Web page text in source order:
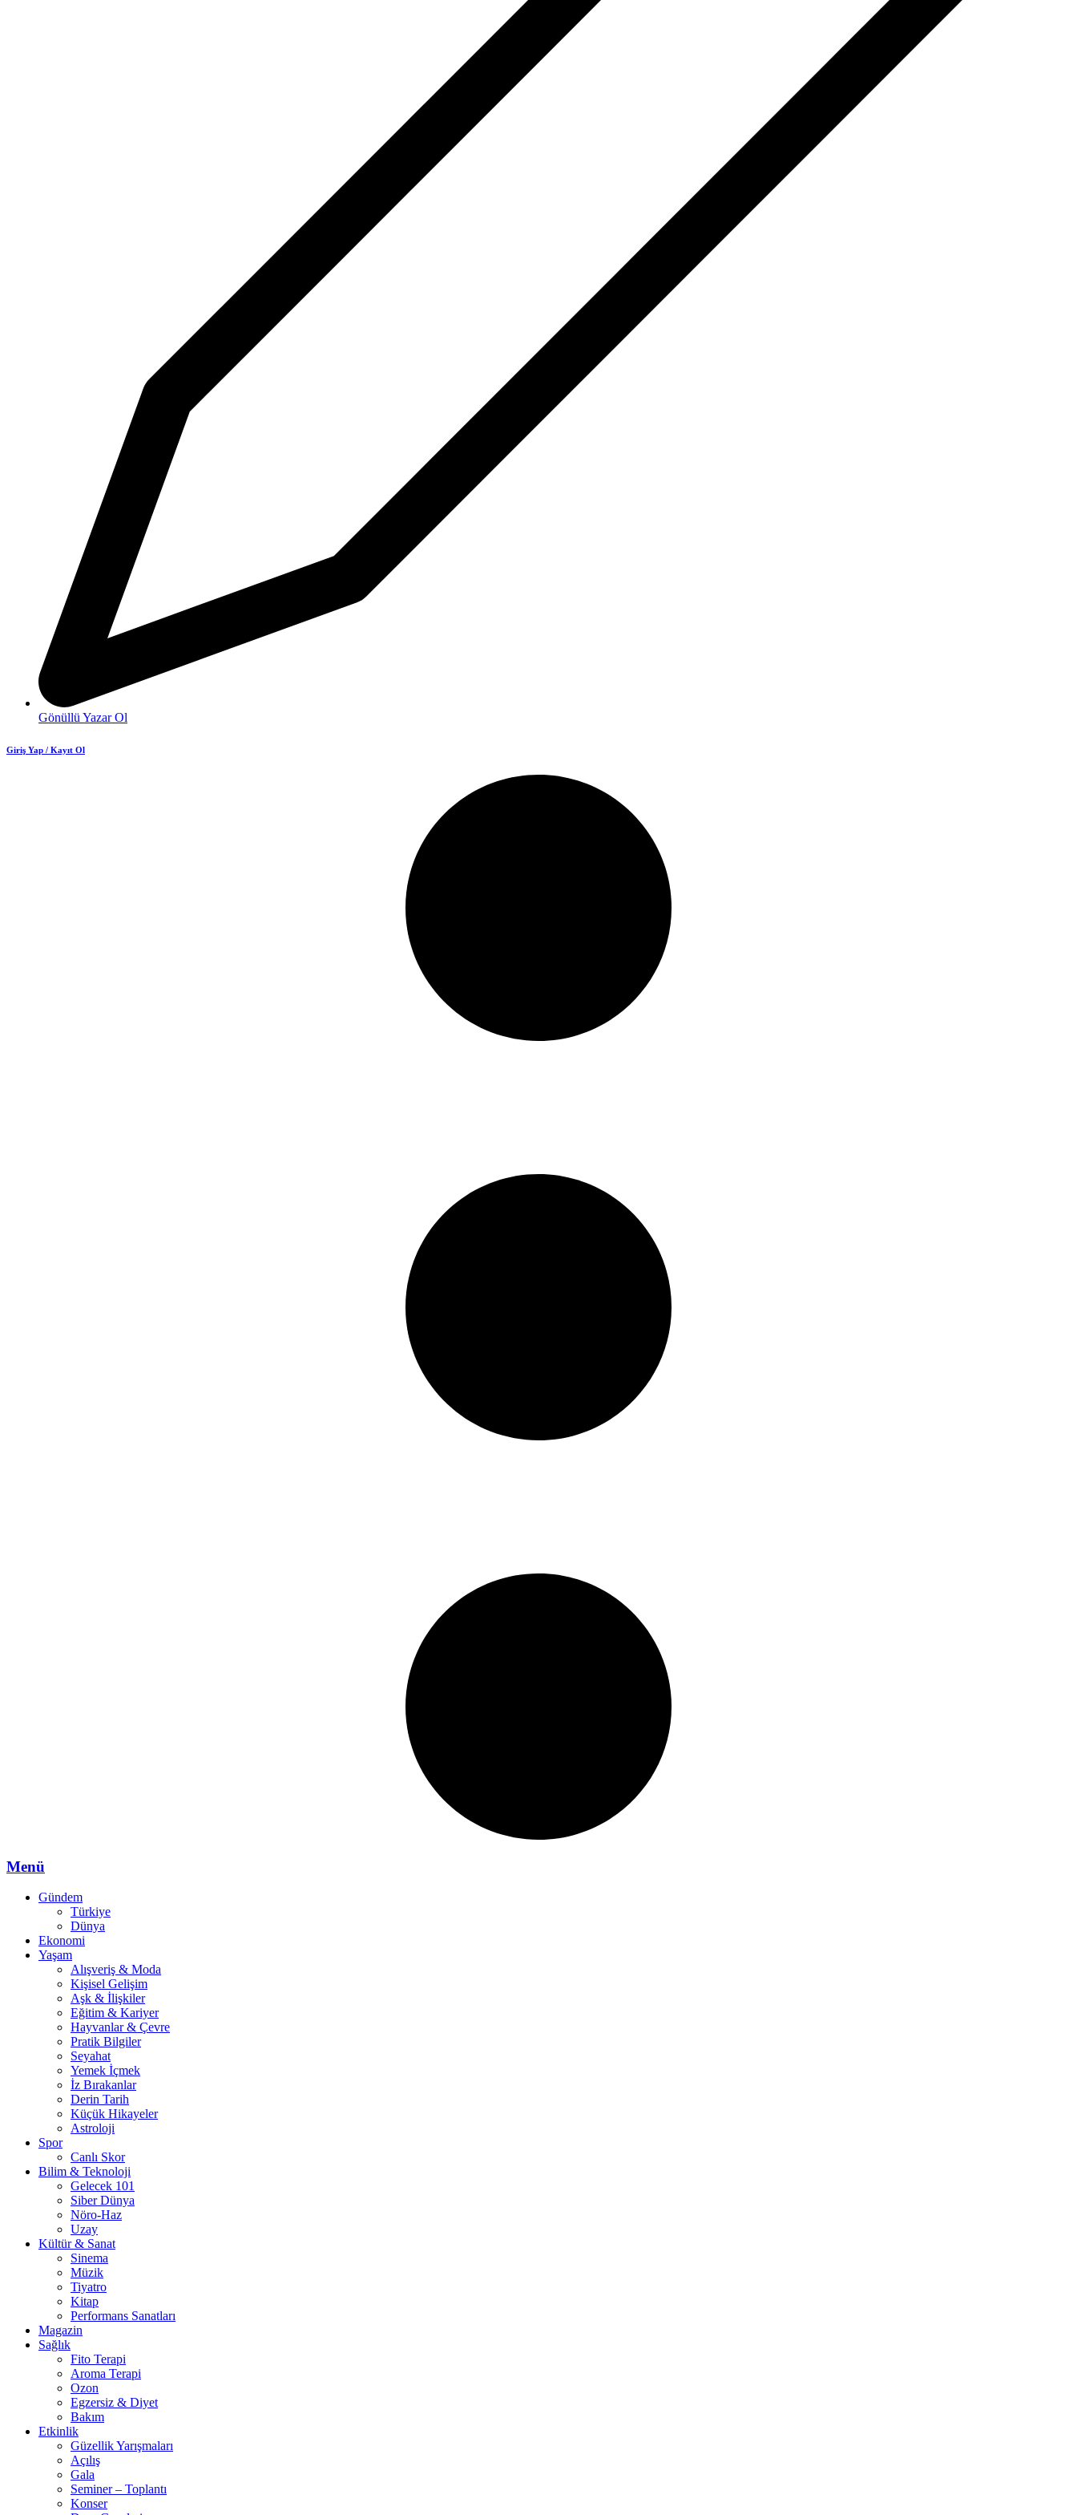
Gönüllü Yazar Ol
Giriş Yap / Kayıt Ol
Menü
Gündem
Türkiye
Dünya
Ekonomi
Yaşam
Alışveriş & Moda
Kişisel Gelişim
Aşk & İlişkiler
Eğitim & Kariyer
Hayvanlar & Çevre
Pratik Bilgiler
Seyahat
Yemek İçmek
İz Bırakanlar
Derin Tarih
Küçük Hikayeler
Astroloji
Spor
Canlı Skor
Bilim & Teknoloji
Gelecek 101
Siber Dünya
Nöro-Haz
Uzay
Kültür & Sanat
Sinema
Müzik
Tiyatro
Kitap
Performans Sanatları
Magazin
Sağlık
Fito Terapi
Aroma Terapi
Ozon
Egzersiz & Diyet
Bakım
Etkinlik
Güzellik Yarışmaları
Açılış
Gala
Seminer – Toplantı
Konser